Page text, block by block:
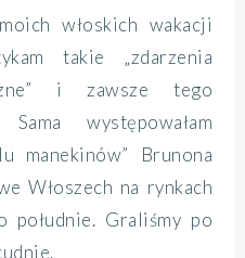
włoskich wakacji
takie „zdarzenia
i zawsze tego
Sama występowałam
manekinów” Brunona
Włoszech na rynkach
południe. Graliśmy po